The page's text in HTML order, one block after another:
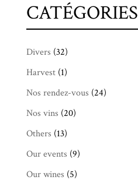
CATÉGORIES
Divers (32)
Harvest(1)
Nos rendez-vous (24)
Nos vins (20)
Others (13)
Our events (9)
Our wines (5)